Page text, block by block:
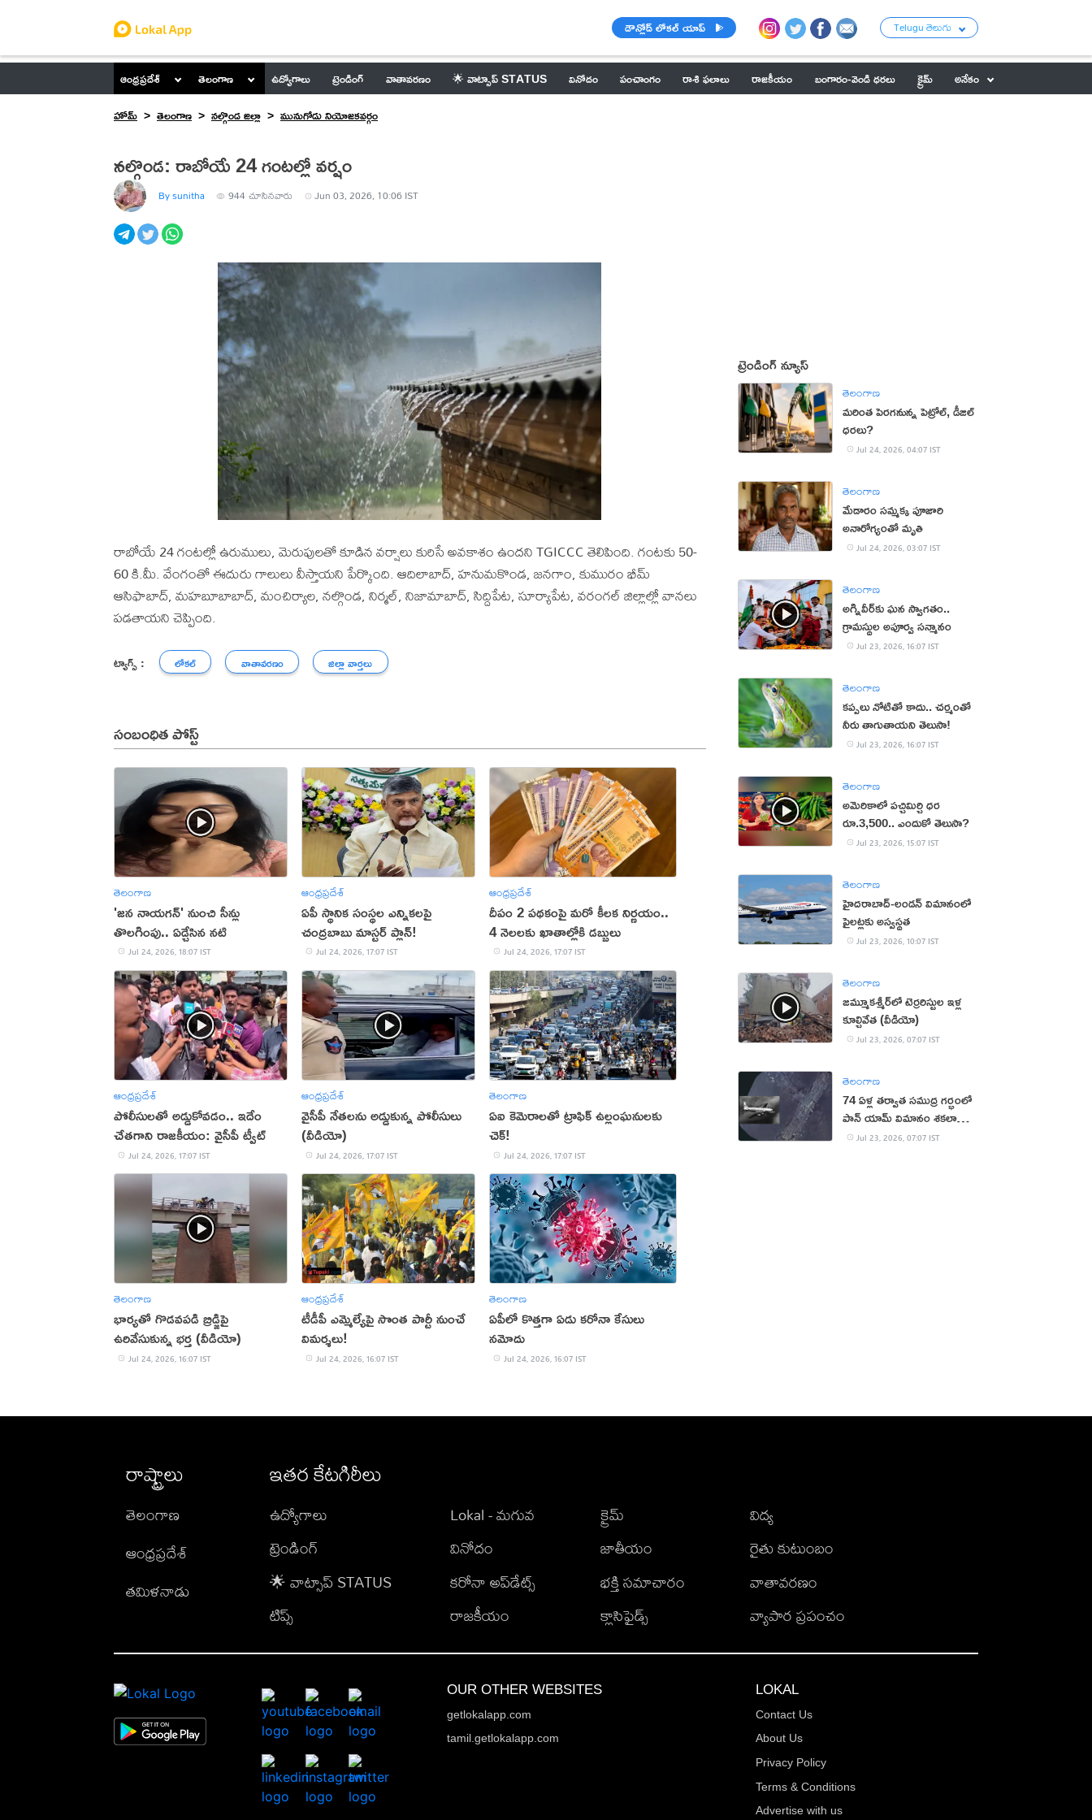
డౌన్లోడ్ లోకల్ యాప్ Telugu తెలుగు
ఆంధ్రప్రదేశ్ తెలంగాణ ఉద్యోగాలు ట్రెండింగ్ వాతావరణం 🌟 వాట్సాప్ STATUS వినోదం పంచాంగం రాశి ఫలాలు రాజకీయం బంగారం-వెండి ధరలు క్రైమ్
అనేకం
హోమ్
తెలంగాణ నల్గొండ జిల్లా మునుగోడు నియోజకవర్గం
నల్గొండ: రాబోయే 24 గంటల్లో వర్షం
By sunitha 944చూసినవారు Jun 03, 2026, 10:06 IST
రాబోయే 24 గంటల్లో ఉరుములు, మెరుపులతో కూడిన వర్షాలు కురిసే అవకాశం ఉందని TGICCC తెలిపింది. గంటకు 50-
60 కి.మీ. వేంగంతో ఈదురు గాలులు వీస్తాయని పేర్కొంది. ఆదిలాబాద్, హనుమకొండ, జనగాం, కుమురం భీమ్
ఆసిఫాబాద్, మహబూబాబాద్, మంచిర్యాల, నల్గొండ, నిర్మల్, నిజామాబాద్, సిద్దిపేట, సూర్యాపేట, వరంగల్ జిల్లాల్లో వానలు
పడతాయని చెప్పింది.
ట్యాగ్స్ : లోకల్ వాతావరణం జిల్లా వార్తలు
సంబంధిత పోస్ట్
తెలంగాణ
'జన నాయగన్' నుంచి సీన్లు
తొలగింపు.. ఏడ్చేసిన నటి
Jul 24, 2026, 18:07 IST
ఆంధ్రప్రదేశ్
ఏపీ స్థానిక సంస్థల ఎన్నికలపై
చంద్రబాబు మాస్టర్ ప్లాన్!
Jul 24, 2026, 17:07 IST
ఆంధ్రప్రదేశ్
దీపం 2 పథకంపై మరో కీలక నిర్ణయం..
4 నెలలకు ఖాతాల్లోకి డబ్బులు
Jul 24, 2026, 17:07 IST
ఆంధ్రప్రదేశ్
పోలీసులతో అడ్డుకోవడం.. ఇదేం
చేతగాని రాజకీయం: వైసీపీ ట్వీట్
Jul 24, 2026, 17:07 IST
ఆంధ్రప్రదేశ్
వైసీపీ నేతలను అడ్డుకున్న పోలీసులు
(వీడియో)
Jul 24, 2026, 17:07 IST
తెలంగాణ
ఏఐ కెమెరాలతో ట్రాఫిక్ ఉల్లంఘనులకు
చెక్!
Jul 24, 2026, 17:07 IST
తెలంగాణ
భార్యతో గొడవపడి బ్రిడ్జిపై
ఉరివేసుకున్న భర్త (వీడియో)
Jul 24, 2026, 16:07 IST
ఆంధ్రప్రదేశ్
టీడీపీ ఎమ్మెల్యేపై సొంత పార్టీ నుంచే
విమర్శలు!
Jul 24, 2026, 16:07 IST
తెలంగాణ
ఏపీలో కొత్తగా ఏడు కరోనా కేసులు
నమోదు
Jul 24, 2026, 16:07 IST
ట్రెండింగ్ న్యూస్
తెలంగాణ
మరింత పెరగనున్న పెట్రోల్, డీజిల్
ధరలు?
Jul 24, 2026, 04:07 IST
తెలంగాణ
మేడారం సమ్మక్క పూజారి
అనారోగ్యంతో మృతి
Jul 24, 2026, 03:07 IST
తెలంగాణ
అగ్నివీర్‌కు ఘన స్వాగతం..
గ్రామస్థుల అపూర్వ సన్మానం
Jul 23, 2026, 16:07 IST
తెలంగాణ
కప్పలు నోటితో కాదు.. చర్మంతో
నీరు తాగుతాయని తెలుసా!
Jul 23, 2026, 16:07 IST
తెలంగాణ
అమెరికాలో పచ్చిమిర్చి ధర
రూ.3,500.. ఎందుకో తెలుసా?
Jul 23, 2026, 15:07 IST
తెలంగాణ
హైదరాబాద్‌-లండన్‌ విమానంలో
పైలట్లకు అస్వస్థత
Jul 23, 2026, 10:07 IST
తెలంగాణ
జమ్మూకశ్మీర్‌లో టెర్రరిస్టుల ఇళ్ల
కూల్చివేత (వీడియో)
Jul 23, 2026, 07:07 IST
తెలంగాణ
74 ఏళ్ల తర్వాత సముద్ర గర్భంలో
పాన్ యామ్ విమానం శకలాలు
లభ్యంJul 23, 2026, 07:07 IST
రాష్ట్రాలు
తెలంగాణ
ఆంధ్రప్రదేశ్
తమిళనాడు
ఇతర కేటగిరీలు
ఉద్యోగాలు
ట్రెండింగ్
🌟 వాట్సాప్ STATUS
టిప్స్
Lokal - మగువ
వినోదం
కరోనా అప్‌డేట్స్
రాజకీయం
క్రైమ్
జాతీయం
భక్తి సమాచారం
క్లాసిఫైడ్స్
విద్య
రైతు కుటుంబం
వాతావరణం
వ్యాపార ప్రపంచం
OUR OTHER WEBSITES
getlokalapp.com
tamil.getlokalapp.com
LOKAL
Contact Us
About Us
Privacy Policy
Terms & Conditions
Advertise with us